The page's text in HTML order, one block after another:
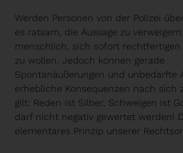
Werden Personen von der Polizei
es ratsam, die Aussage zu
menschlich, sich sofort rechtfertigen
zu wollen. Jedoch können gerade
Spontanäußerungen und unbedarfte
erhebliche Konsequenzen nach sich
gilt: Reden ist Silber, Schweigen ist
darf nicht negativ gewertet werden!
elementares Prinzip unserer